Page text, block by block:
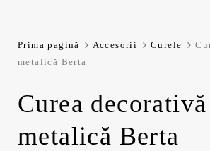
Prima pagină Accesorii Curele
metalică Berta
Curea decorativă
metalică Berta